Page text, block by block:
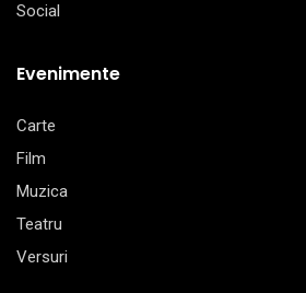
Social
Evenimente
Carte
Film
Muzica
Teatru
Versuri